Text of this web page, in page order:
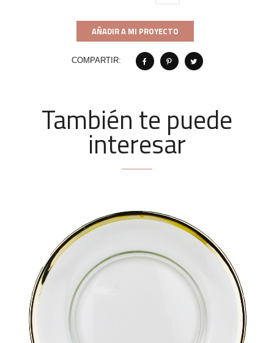
AÑADIR A MI PROYECTO
COMPARTIR:
También te puede
interesar